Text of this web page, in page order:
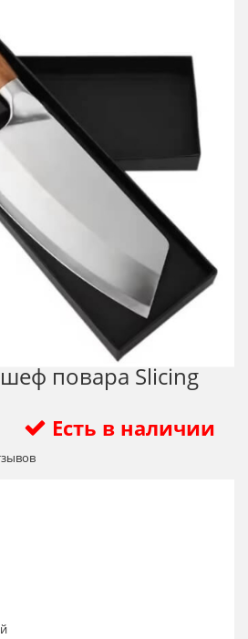
повара Slicing
Есть в наличии